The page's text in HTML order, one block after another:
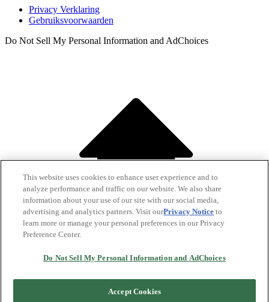
Privacy Verklaring
Gebruiksvoorwaarden
Do Not Sell My Personal Information and AdChoices
This website uses cookies to enhance user experience and to
analyze performance and traffic on our website. We also share
information about your use of our site with our social media,
advertising and analytics partners. Visit ourPrivacy Notice to
learn more or manage your personal preferences in our Privacy
Preference Center.
Do Not Sell My Personal Information and AdChoices
Accept Cookies